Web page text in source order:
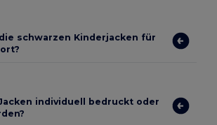
schwarzen Kinderjacken für
individuell bedruckt oder